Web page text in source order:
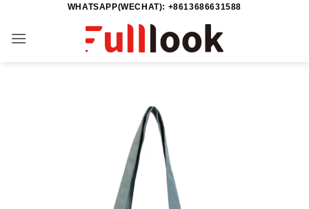
contenido
WHATSAPP(WECHAT): +8613686631588